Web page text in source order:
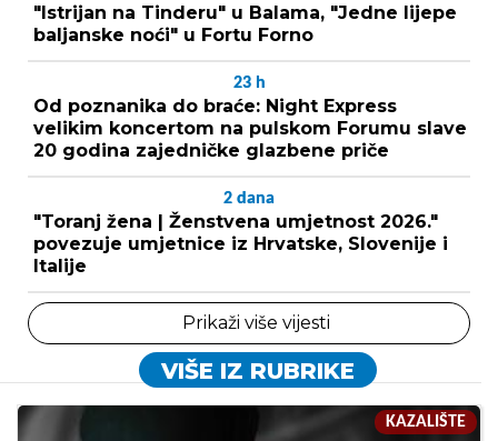
"Istrijan na Tinderu" u Balama, "Jedne lijepe
baljanske noći" u Fortu Forno
23 h
Od poznanika do braće: Night Express
velikim koncertom na pulskom Forumu slave
20 godina zajedničke glazbene priče
2 dana
"Toranj žena | Ženstvena umjetnost 2026."
povezuje umjetnice iz Hrvatske, Slovenije i
Italije
Prikaži više vijesti
VIŠE IZ RUBRIKE
KAZALIŠTE